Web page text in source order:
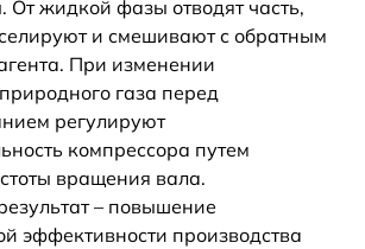
жидкой фазы отводят часть,
и смешивают с обратным
При изменении
газа перед
регулируют
компрессора путем
вращения вала.
– повышение
эффективности производства